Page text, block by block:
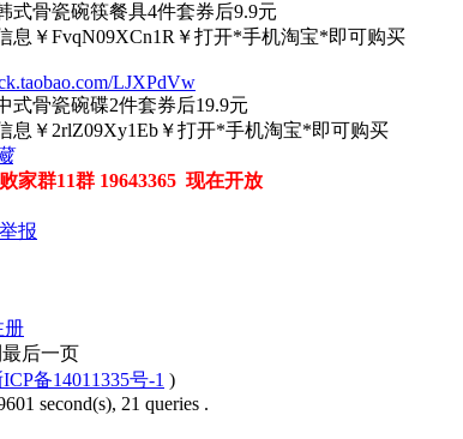
式骨瓷碗筷餐具4件套券后9.9元
息￥FvqN09XCn1R￥打开*手机淘宝*即可购买
LJXPdVw
式骨瓷碗碟2件套券后19.9元
息￥2rlZ09Xy1Eb￥打开*手机淘宝*即可购买
家群11群 19643365 现在开放
举报
册
后一页
备14011335号-1 )
second(s), 21 queries .